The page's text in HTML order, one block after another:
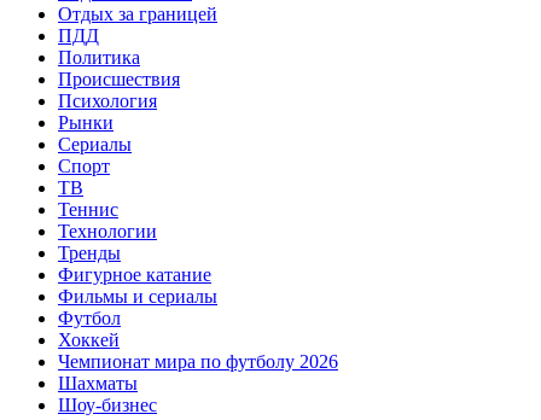
Отдых за границей
ПДД
Политика
Происшествия
Психология
Рынки
Сериалы
Спорт
ТВ
Теннис
Технологии
Тренды
Фигурное катание
Фильмы и сериалы
Футбол
Хоккей
Чемпионат мира по футболу 2026
Шахматы
Шоу-бизнес